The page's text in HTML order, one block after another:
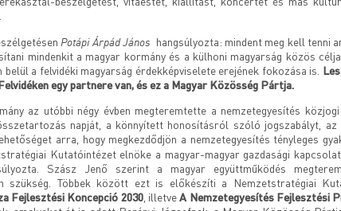
Potápi Árpád János hangsúlyozta: mindent meg kell tenni
mindenkit a magyar kormány és a külhoni magyarság közös
belül a felvidéki magyarság érdekképviselete erejének fokozása is.
egy partnere van, és ez a Magyar Közösség Pártja.
az utóbbi négy évben megteremtette a nemzetegyesítés
napját, a könnyített honosításról szóló jogszabályt, az
arra, hogy megkezdődjön a nemzetegyesítés tényleges
Kutatóintézet elnöke a magyar-magyar gazdasági
Szász Jenő szerint a magyar együttműködés
szükség. Többek között ezt is előkészíti a Nemzetstratégiai
Fejlesztési Koncepció 2030, illetveA Nemzetegyesítés Fejlesztési